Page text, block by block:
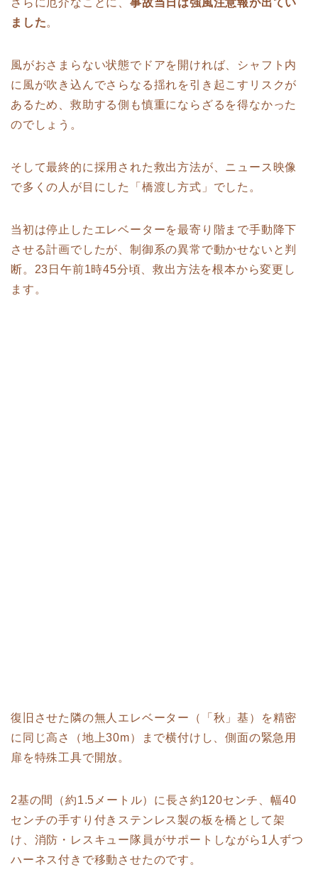
さらに厄介なことに、 事故当日は強風注意報が出てい
ました。
風がおさまらない状態でドアを開ければ、シャフト内
に風が吹き込んでさらなる揺れを引き起こすリスクが
あるため、救助する側も慎重にならざるを得なかった
のでしょう。
そして最終的に採用された救出方法が、ニュース映像
で多くの人が目にした「橋渡し方式」でした。
当初は停止したエレベーターを最寄り階まで手動降下
させる計画でしたが、制御系の異常で動かせないと判
断。23日午前1時45分頃、救出方法を根本から変更し
ます。
復旧させた隣の無人エレベーター（「秋」基）を精密
に同じ高さ（地上30m）まで横付けし、側面の緊急用
扉を特殊工具で開放。
2基の間（約1.5メートル）に長さ約120センチ、幅40
センチの手すり付きステンレス製の板を橋として架
け、消防・レスキュー隊員がサポートしながら1人ずつ
ハーネス付きで移動させたのです。